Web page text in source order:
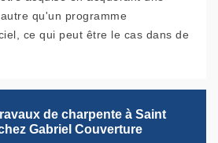
qu'un programme
ce qui peut être le cas dans de
de charpente à Saint
Gabriel Couverture